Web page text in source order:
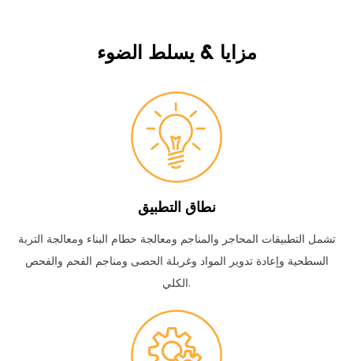
مزايا & يسلط الضوء
نطاق التطبيق
تشمل التطبيقات المحاجر والمناجم ومعالجة حطام البناء ومعالجة التربة
السطحية وإعادة تدوير المواد وغربلة الحصى ومناجم الفحم والفحص
الكلي.